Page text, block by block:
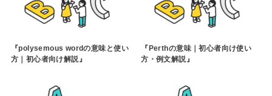
『polysemous wordの意味と使い
方｜初心者向け解説』
『Perthの意味｜初心者向け使い
方・例文解説』